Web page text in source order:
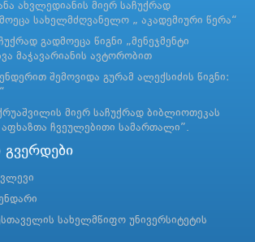
ახვლედიანის მიერ საჩუქრად
სახელმძღვანელო „ აკადემიური წერა“
გადმოეცა წიგნი „მენეჯმენტი
მაჭავარიანის ავტორობით
შემოვიდა გურამ ალექსიძის წიგნი:
მიერ საჩუქრად ბიბლიოთეკას
აფხაზთა ჩვეულებითი სამართალი”.
სახელმწიფო უნივერსიტეტის